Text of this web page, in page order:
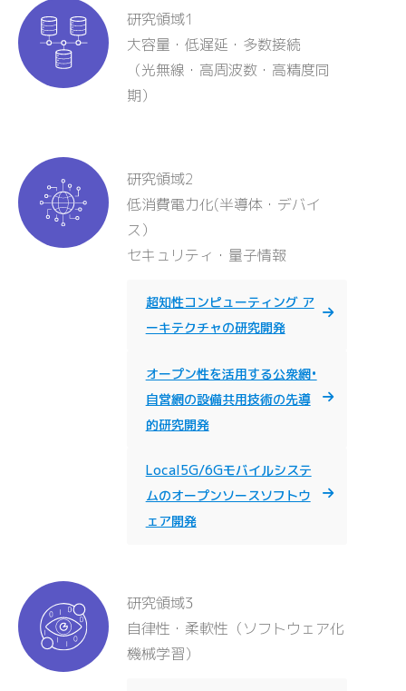
研究領域1
大容量・低遅延・多数接続
（光無線・高周波数・高精度同
期）
研究領域2
低消費電力化(半導体・デバイ
ス）
セキュリティ・量子情報
超知性コンピューティング ア
ーキテクチャの研究開発
オープン性を活用する公衆網•
自営網の設備共用技術の先導
的研究開発
Local5G/6Gモバイルシステ
ムのオープンソースソフトウ
ェア開発
研究領域3
自律性・柔軟性（ソフトウェア化
機械学習）